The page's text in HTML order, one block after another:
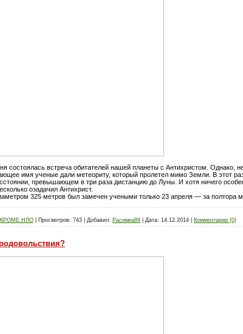
состоялась встреча обитателей нашей планеты с Антихристом. Однако,
имя ученые дали метеориту, который пролетел мимо Земли. В этот раз
превышающем в три раза дистанцию до Луны. И хотя ничего
озадачил Антихрист.
325 метров был замечен учеными только 23 апреля — за полтора
НЛО Просмотров: 743 Добавил: Расимка89 Дата: 14.12.2014 Комментарии (0)